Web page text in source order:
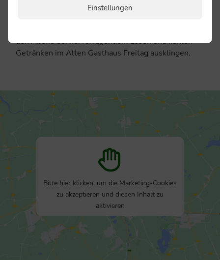
Einstellungen
Nach einem langen Tag voller Spaß, Schweiß und
den Abend bei hervorragendem Essen und kühlen
Getränken im Alten Gasthaus Freitag ausklingen.
Bitte hier klicken, um die Marketing-Cookies
zu akzeptieren und diesen Inhalt zu
aktivieren